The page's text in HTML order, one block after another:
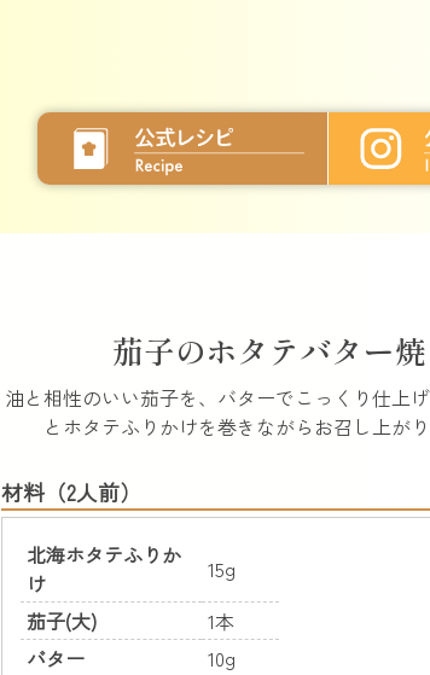
茄子のホタテバター焼
油と相性のいい茄子を、バターでこっくり仕上
とホタテふりかけを巻きながらお召し上がり
材料（2人前）
北海ホタテふりか
け
15g
茄子(大)
1本
バター
10g